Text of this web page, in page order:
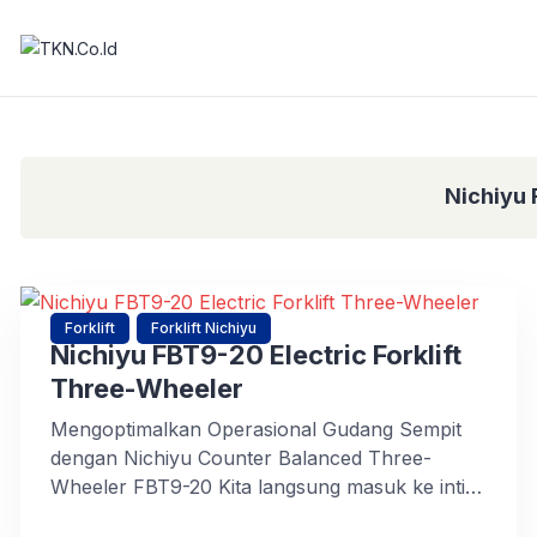
Nichiyu
Forklift Forklift Nichiyu
Nichiyu FBT9-20 Electric Forklift
Three-Wheeler
Mengoptimalkan Operasional Gudang Sempit
dengan Nichiyu Counter Balanced Three-
Wheeler FBT9-20 Kita langsung masuk ke inti